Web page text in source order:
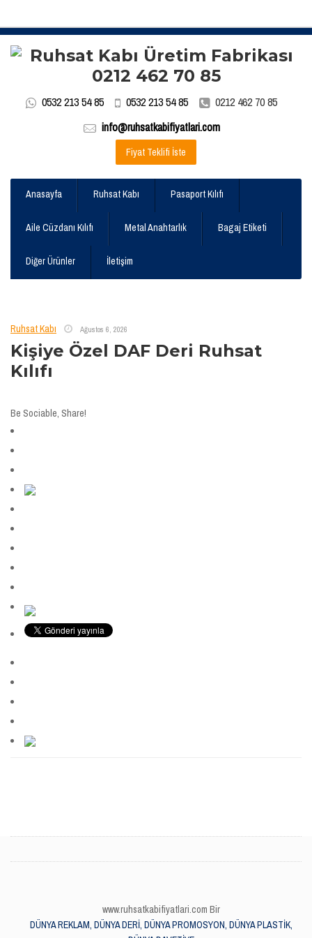
0532 213 54 85 0532 213 54 85
0212 462 70 85
info@ruhsatkabifiyatlari.com
Fiyat Teklifi İste
Anasayfa Ruhsat Kabı Pasaport Kılıfı
Aile Cüzdanı Kılıfı Metal Anahtarlık Bagaj Etiketi
Diğer Ürünler İletişim
Ruhsat Kabı Ağustos 6, 2026
Kişiye Özel DAF Deri Ruhsat
Kılıfı
Be Sociable, Share!
www.ruhsatkabifiyatlari.com Bir
DÜNYA REKLAM, DÜNYA DERİ, DÜNYA PROMOSYON, DÜNYA PLASTİK,